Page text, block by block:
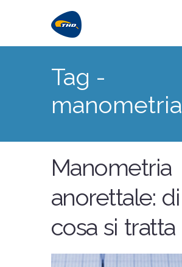
Tag -
manometria
Manometria
anorettale: di
cosa si tratta